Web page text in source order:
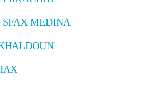
MEDINA